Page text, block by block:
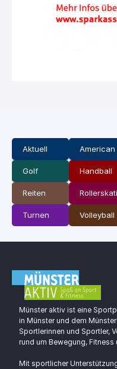
Aktuell American
Golf Handball
Reiten
Turnen Volleyball
Münster aktiv ist eine
in Münster und dem
Sportlerinnen und Sportler,
rund um Bewegung, Fitness
Mit sportlicher